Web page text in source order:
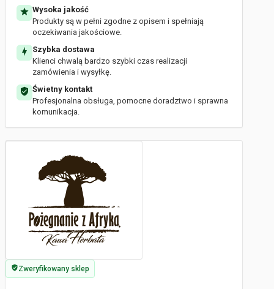
Wysoka jakość
Produkty są w pełni zgodne z opisem i spełniają
oczekiwania jakościowe.
Szybka dostawa
Klienci chwalą bardzo szybki czas realizacji
zamówienia i wysyłkę.
Świetny kontakt
Profesjonalna obsługa, pomocne doradztwo i sprawna
komunikacja.
Zweryfikowany sklep